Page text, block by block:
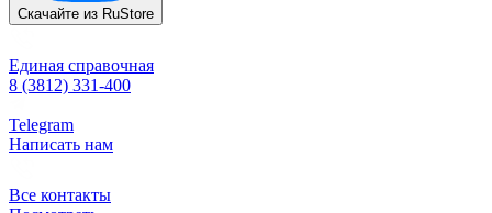
Скачайте из RuStore
Единая справочная
8 (3812) 331-400
Telegram
Написать нам
Все контакты